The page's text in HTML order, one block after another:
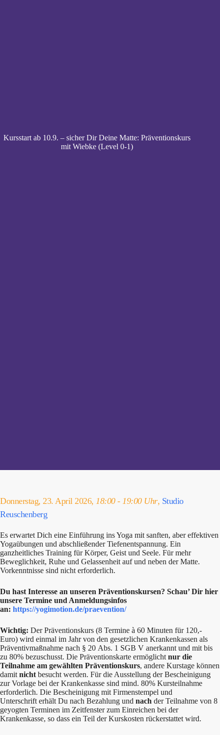
Kursstart ab 10.9. – sicher Dir Deine Matte: Präventionskurs
mit Wiebke (Level 0-1)
Donnerstag, 23. April 2026, 18:00 - 19:00 Uhr, Studio
Reuschenberg
Es erwartet Dich eine Einführung ins Yoga mit sanften, aber effektiven
Yogaübungen und abschließender Tiefenentspannung. Ein
ganzheitliches Training für Körper, Geist und Seele. Für mehr
Beweglichkeit, Ruhe und Gelassenheit auf und neben der Matte.
Vorkenntnisse sind nicht erforderlich.
Du hast Interesse an unseren Präventionskursen? Schau’ Dir hier
unsere Termine und Anmeldungsinfos
an: https://yogimotion.de/praevention/
Wichtig: Der Präventionskurs (8 Termine à 60 Minuten für 120,-
Euro) wird einmal im Jahr von den gesetzlichen Krankenkassen als
Präventivmaßnahme nach § 20 Abs. 1 SGB V anerkannt und mit bis
zu 80% bezuschusst. Die Präventionskarte ermöglicht nur die
Teilnahme am gewählten Präventionskurs, andere Kurstage können
damit nicht besucht werden. Für die Ausstellung der Bescheinigung
zur Vorlage bei der Krankenkasse sind mind. 80% Kursteilnahme
erforderlich. Die Bescheinigung mit Firmenstempel und
Unterschrift erhält Du nach Bezahlung und nach der Teilnahme von 8
geyogten Terminen im Zeitfenster zum Einreichen bei der
Krankenkasse, so dass ein Teil der Kurskosten rückerstattet wird.